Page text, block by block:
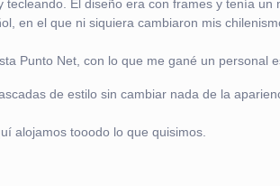
El diseño era con frames y tenía un
en el que ni siquiera cambiaron mis
Punto Net, con lo que me gané un personal
de estilo sin cambiar nada de la
alojamos tooodo lo que quisimos.